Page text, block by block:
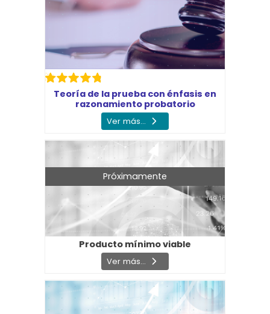
Teoría de la prueba con énfasis en
razonamiento probatorio
Ver más...
Producto mínimo viable
Ver más...
Próximamente